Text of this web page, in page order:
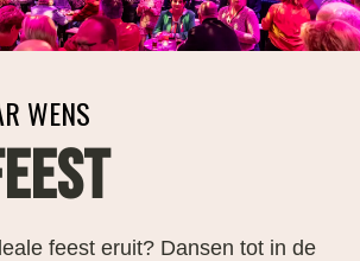
WENS
feest eruit? Dansen tot in de